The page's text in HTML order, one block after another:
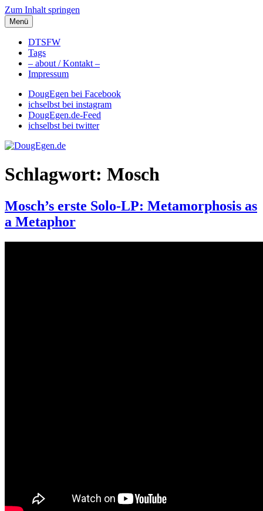
Zum Inhalt springen
DougEgen.de
Musik, Gedanken und Informationen / Ich bin Doug Egen!
Menü
DTSFW
Tags
– about / Kontakt –
Impressum
DougEgen bei Facebook
ichselbst bei instagram
DougEgen.de-Feed
ichselbst bei twitter
Schlagwort: Mosch
Mosch’s erste Solo-LP: Metamorphosis as
a Metaphor